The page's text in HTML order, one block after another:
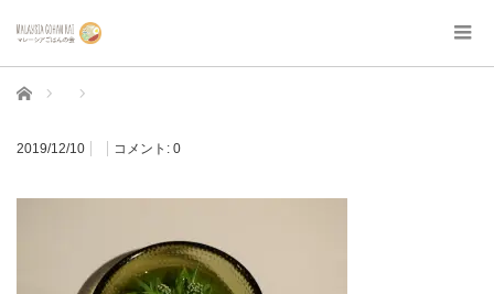
ホーム
2019/12/10 コメント: 0